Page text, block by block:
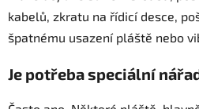
kabelů, zkratu na řídicí desce,
špatnému usazení pláště nebo
Je potřeba speciální